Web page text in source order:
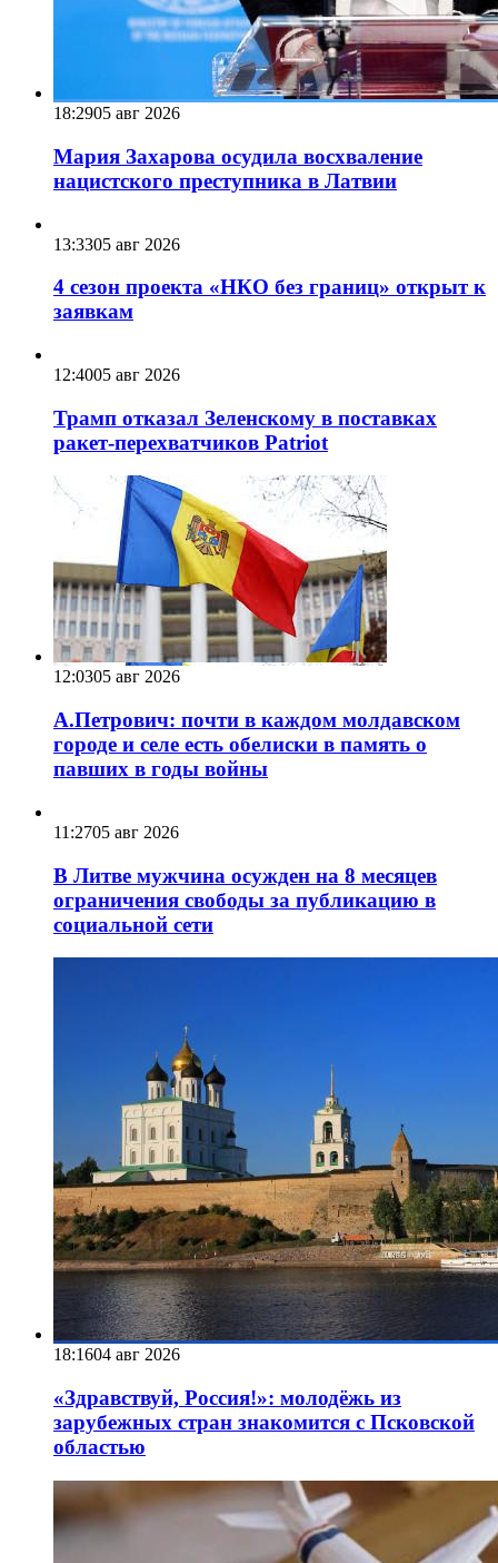
18:2905 авг 2026
Мария Захарова осудила восхваление
нацистского преступника в Латвии
13:3305 авг 2026
4 сезон проекта «НКО без границ» открыт к
заявкам
12:4005 авг 2026
Трамп отказал Зеленскому в поставках
ракет-перехватчиков Patriot
12:0305 авг 2026
А.Петрович: почти в каждом молдавском
городе и селе есть обелиски в память о
павших в годы войны
11:2705 авг 2026
В Литве мужчина осужден на 8 месяцев
ограничения свободы за публикацию в
социальной сети
18:1604 авг 2026
«Здравствуй, Россия!»: молодёжь из
зарубежных стран знакомится с Псковской
областью